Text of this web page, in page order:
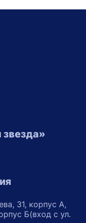
звезда»
31, корпус А,
Б(вход с ул.